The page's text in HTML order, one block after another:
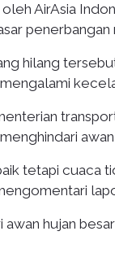
AirAsia
penerbangan
hilang
tetapi cuaca
awan hujan